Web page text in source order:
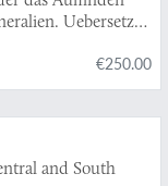
Uebersetzt
€250.00
and South